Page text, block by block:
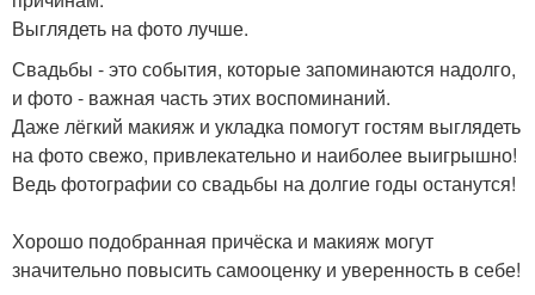
Выглядеть на фото лучше.
Свадьбы - это события, которые запоминаются надолго,
и фото - важная часть этих воспоминаний.
Даже лёгкий макияж и укладка помогут гостям выглядеть
на фото свежо, привлекательно и наиболее выигрышно!
Ведь фотографии со свадьбы на долгие годы останутся!
Хорошо подобранная причёска и макияж могут
значительно повысить самооценку и уверенность в себе!